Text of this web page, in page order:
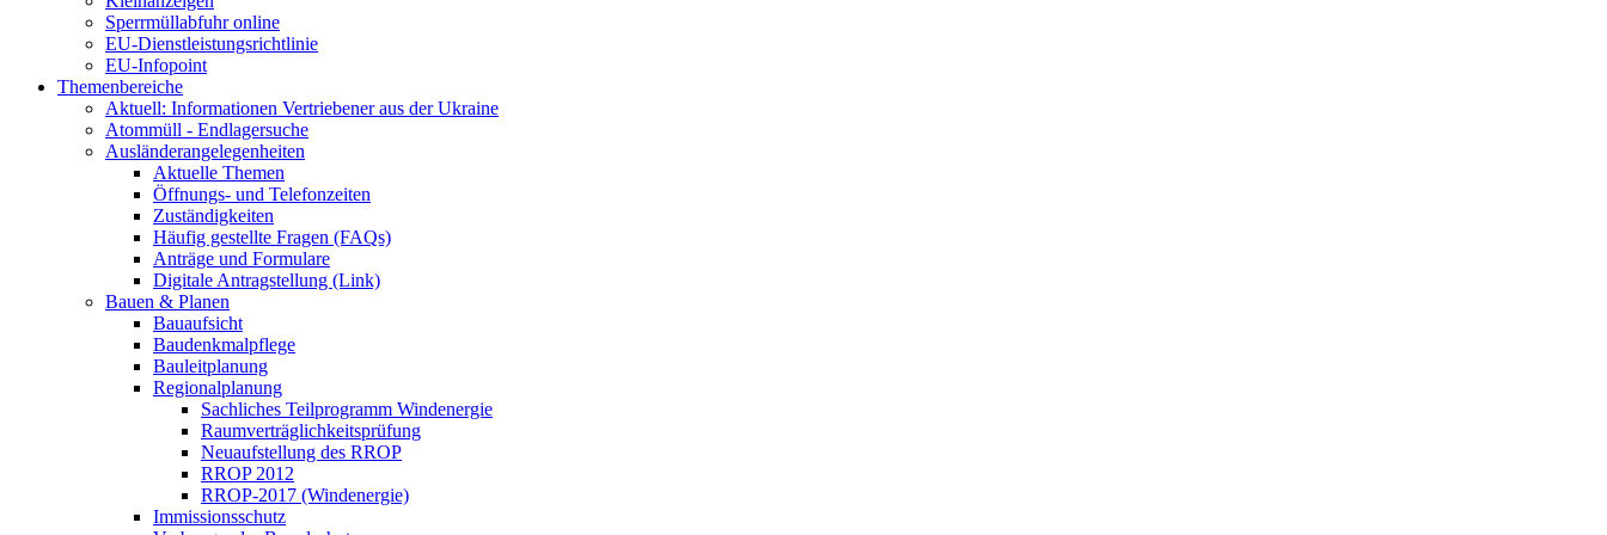
Sperrmüllabfuhr online
EU-Dienstleistungsrichtlinie
EU-Infopoint
Themenbereiche
Aktuell: Informationen Vertriebener aus der Ukraine
Atommüll - Endlagersuche
Ausländerangelegenheiten
Aktuelle Themen
Öffnungs- und Telefonzeiten
Zuständigkeiten
Häufig gestellte Fragen (FAQs)
Anträge und Formulare
Digitale Antragstellung (Link)
Bauen & Planen
Bauaufsicht
Baudenkmalpflege
Bauleitplanung
Regionalplanung
Sachliches Teilprogramm Windenergie
Raumverträglichkeitsprüfung
Neuaufstellung des RROP
RROP 2012
RROP-2017 (Windenergie)
Immissionsschutz